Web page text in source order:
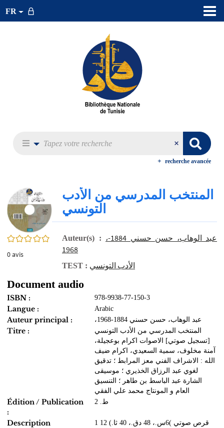
FR
recherche avancée
0/5
0avis
المنتخب المدرسي من الأدب
التونسي
Auteur(s) : ،عبد الوهاب، حسن حسني 1884-
1968
TEST : الأدب التونسي
Document audio
ISBN : 978-9938-77-150-3
Langue : Arabic
Auteur principal : ،عبد الوهاب، حسن حسني 1884-1968
Titre :
المنتخب المدرسي من الأدب التونسي
[تسجيل صوتي] الاصوات اكرام بوعجيلة،
آمنة مخلوف، سمية السعيدي، اكرام ضيف
الله : الاشراف الفني معز المرابط ؛ تدقيق
لغوي عبد الرزاق الخذيري ؛ موسيقى
الشارة عبد الباسط بن طاهر ؛ التنسيق
العام و المونتاج محمد علي الفقي
Édition / Publication
:
ط. 2
Description
1 قرص صوتي )6س.، 48 دق.، 40 ثا.) 12